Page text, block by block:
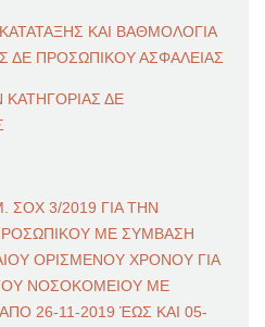
ΚΑΙ ΒΑΘΜΟΛΟΓΙΑ
ΔΕ ΠΡΟΣΩΠΙΚΟΥ ΑΣΦΑΛΕΙΑΣ
ΚΑΤΗΓΟΡΙΑΣ ΔΕ
ΣΟΧ 3/2019 ΓΙΑ ΤΗΝ
ΜΕ ΣΥΜΒΑΣΗ
ΟΡΙΣΜΕΝΟΥ ΧΡΟΝΟΥ ΓΙΑ
ΝΟΣΟΚΟΜΕΙΟΥ ΜΕ
26-11-2019 ΈΩΣ ΚΑΙ 05-